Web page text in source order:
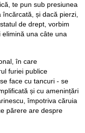
te pun sub presiunea
și dacă pierzi,
de drept, vorbim
una câte una
în care
furiei publice
face cu tancuri - se
și cu amenințări
împotriva căruia
părere are despre